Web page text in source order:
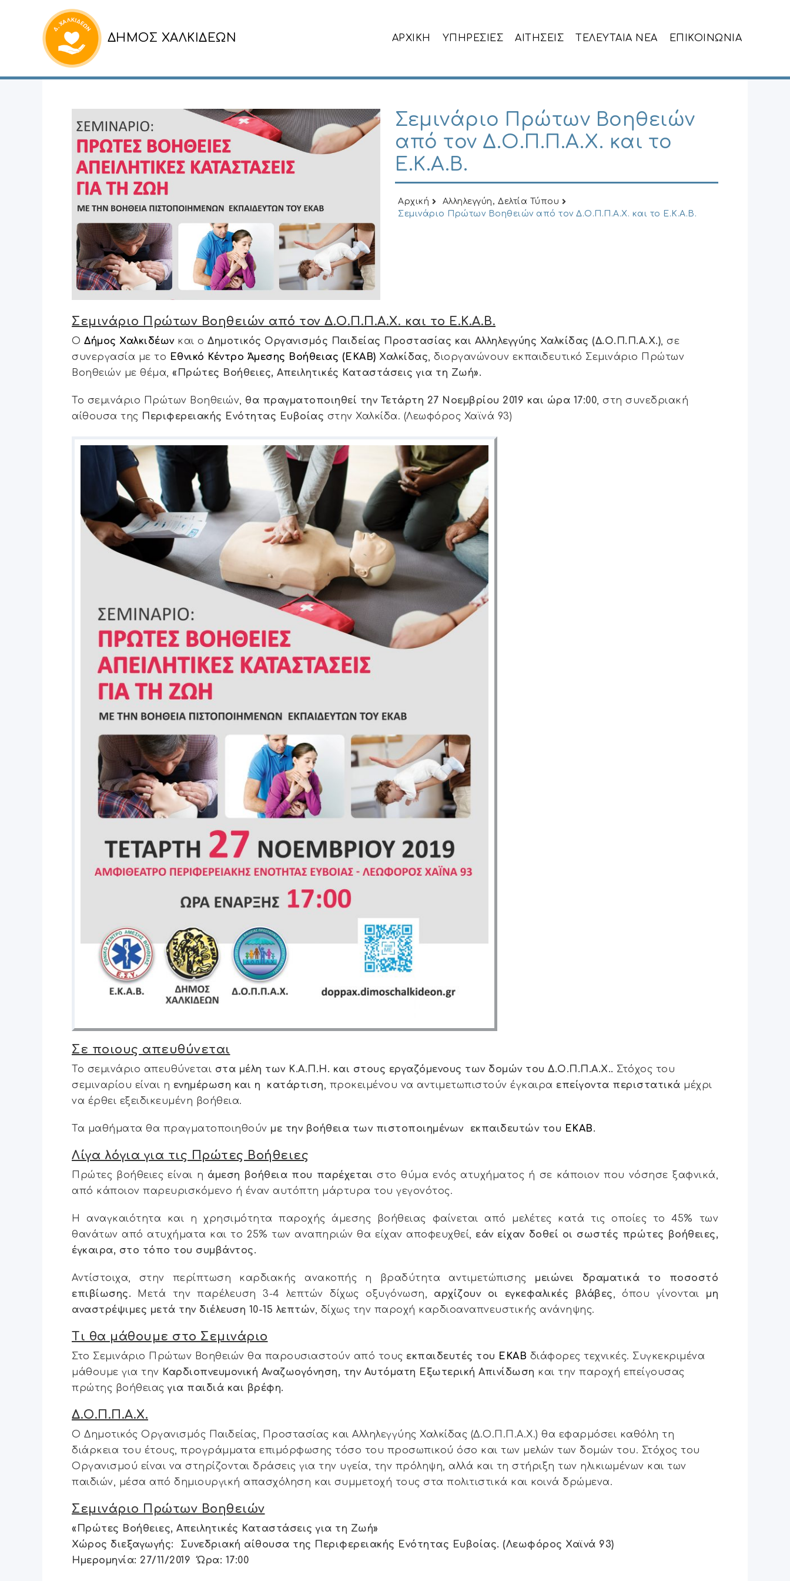
ΔΗΜΟΣ ΧΑΛΚΙΔΕΩΝ ΑΡΧΙΚΗ ΥΠΗΡΕΣΙΕΣ ΑΙΤΗΣΕΙΣ ΤΕΛΕΥΤΑΙΑ NEA ΕΠΙΚΟΙΝΩΝΙΑ
Σεμινάριο Πρώτων Βοηθειών
από τον Δ.Ο.Π.Π.Α.Χ. και το
Ε.Κ.Α.Β.
Αρχική Αλληλεγγύη , Δελτία Τύπου
Σεμινάριο Πρώτων Βοηθειών από τον Δ.Ο.Π.Π.Α.Χ. και το Ε.Κ.Α.Β.
Σεμινάριο Πρώτων Βοηθειών από τον Δ.Ο.Π.Π.Α.Χ. και το Ε.Κ.Α.Β.
Ο Δήμος Χαλκιδέωνκαι ο Δημοτικός Οργανισμός Παιδείας Προστασίας και Αλληλεγγύης Χαλκίδας (Δ.Ο.Π.Π.Α.Χ.) , σε
συνεργασία με το Εθνικό Κέντρο Άμεσης Βοήθειας (ΕKAB) Χαλκίδας , διοργανώνουν εκπαιδευτικό Σεμινάριο Πρώτων
Βοηθειών με θέμα, «Πρώτες Βοήθειες, Απειλητικές Καταστάσεις για τη Ζωή».
Το σεμινάριο Πρώτων Βοηθειών, θα πραγματοποιηθεί την Τετάρτη 27 Νοεμβρίου 2019 και ώρα 17:00 , στη συνεδριακή
αίθουσα της Περιφερειακής Ενότητας Ευβοίας στην Χαλκίδα. (Λεωφόρος Χαϊνά 93)
Σε ποιους απευθύνεται
Το σεμινάριο απευθύνεται στα μέλη των Κ.Α.Π.Η. και στους εργαζόμενους των δομών του Δ.Ο.Π.Π.Α.Χ.. Στόχος του
σεμιναρίου είναι η ενημέρωση και η κατάρτιση, προκειμένου να αντιμετωπιστούν έγκαιρα επείγοντα περιστατικά μέχρι
να έρθει εξειδικευμένη βοήθεια.
Τα μαθήματα θα πραγματοποιηθούν με την βοήθεια των πιστοποιημένων εκπαιδευτών του ΕΚΑΒ.
Λίγα λόγια για τις Πρώτες Βοήθειες
Πρώτες βοήθειες είναι η άμεση βοήθεια που παρέχεται στο θύμα ενός ατυχήματος ή σε κάποιον που νόσησε ξαφνικά,
από κάποιον παρευρισκόμενο ή έναν αυτόπτη μάρτυρα του γεγονότος.
Η αναγκαιότητα και η χρησιμότητα παροχής άμεσης βοήθειας φαίνεται από μελέτες κατά τις οποίες το 45% των
θανάτων από ατυχήματα και το 25% των αναπηριών θα είχαν αποφευχθεί, εάν είχαν δοθεί οι σωστές πρώτες βοήθειες,
έγκαιρα, στο τόπο του συμβάντος.
Αντίστοιχα, στην περίπτωση καρδιακής ανακοπής η βραδύτητα αντιμετώπισης μειώνει δραματικά το ποσοστό
επιβίωσης. Μετά την παρέλευση 3-4 λεπτών δίχως οξυγόνωση, αρχίζουν οι εγκεφαλικές βλάβες, όπου γίνονται μη
αναστρέψιμες μετά την διέλευση 10-15 λεπτών, δίχως την παροχή καρδιοαναπνευστικής ανάνηψης.
Τι θα μάθουμε στο Σεμινάριο
Στο Σεμινάριο Πρώτων Βοηθειών θα παρουσιαστούν από τους εκπαιδευτές του ΕΚΑΒ διάφορες τεχνικές. Συγκεκριμένα
μάθουμε για την Καρδιοπνευμονική Αναζωογόνηση, την Αυτόματη Εξωτερική Απινίδωση και την παροχή επείγουσας
πρώτης βοήθειαςγια παιδιά και βρέφη.
Δ.Ο.Π.Π.Α.Χ.
Ο Δημοτικός Οργανισμός Παιδείας, Προστασίας και Αλληλεγγύης Χαλκίδας (Δ.Ο.Π.Π.Α.Χ.) θα εφαρμόσει καθόλη τη
διάρκεια του έτους, προγράμματα επιμόρφωσης τόσο του προσωπικού όσο και των μελών των δομών του. Στόχος του
Οργανισμού είναι να στηρίζονται δράσεις για την υγεία, την πρόληψη, αλλά και τη στήριξη των ηλικιωμένων και των
παιδιών, μέσα από δημιουργική απασχόληση και συμμετοχή τους στα πολιτιστικά και κοινά δρώμενα.
Σεμινάριο Πρώτων Βοηθειών
«Πρώτες Βοήθειες, Απειλητικές Καταστάσεις για τη Ζωή»
Χώρος διεξαγωγής: Συνεδριακή αίθουσα της Περιφερειακής Ενότητας Ευβοίας. (Λεωφόρος Χαϊνά 93)
Ημερομηνία: 27/11/2019 Ώρα: 17:00